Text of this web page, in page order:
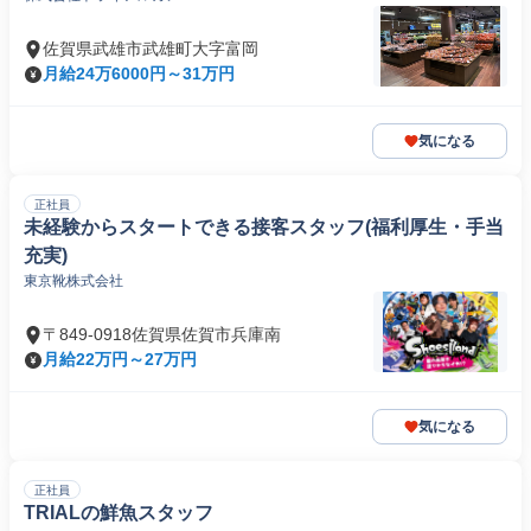
佐賀県武雄市武雄町大字富岡
月給24万6000円～31万円
気になる
正社員
未経験からスタートできる接客スタッフ(福利厚生・手当
充実)
東京靴株式会社
〒849-0918佐賀県佐賀市兵庫南
月給22万円～27万円
気になる
正社員
TRIALの鮮魚スタッフ